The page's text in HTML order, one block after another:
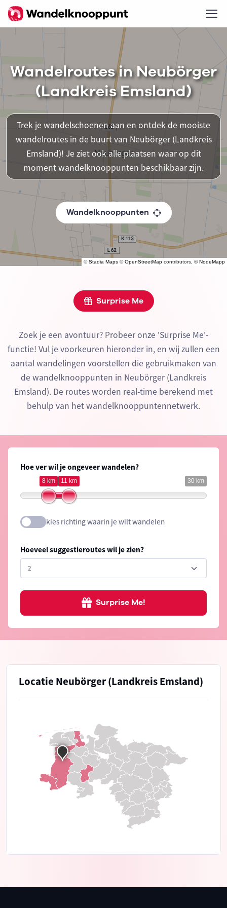
©Stadia Maps ©OpenStreetMap contributors, ©NodeMapp
Wandelroutes in Neubörger
(Landkreis Emsland)
Trek je wandelschoenen aan en ontdek de mooiste
wandelroutes in de buurt van Neubörger (Landkreis
Emsland)! Je ziet ook alle plaatsen waar op dit
moment wandelknooppunten beschikbaar zijn.
Wandelknooppunten
Surprise Me
Zoek je een avontuur? Probeer onze 'Surprise Me'-
functie! Vul je voorkeuren hieronder in, en wij zullen een
aantal wandelingen voorstellen die gebruikmaken van
de wandelknooppunten in Neubörger (Landkreis
Emsland). De routes worden real-time berekend met
behulp van het wandelknooppuntennetwerk.
Hoe ver wil je ongeveer wandelen?
30 km
8 km 11 km
kies richting waarin je wilt wandelen
Hoeveel suggestieroutes wil je zien?
Surprise Me!
Locatie Neubörger (Landkreis Emsland)